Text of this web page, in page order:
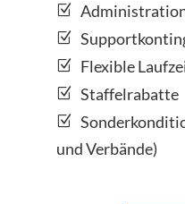
Flexible
Staffelrabatte
und Verbände)